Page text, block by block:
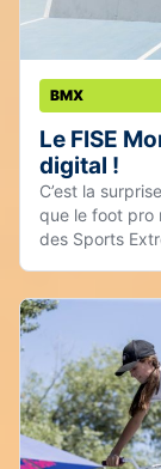
BMX
Le FISE
digital !
C’est la
que le foot pro
des Sports